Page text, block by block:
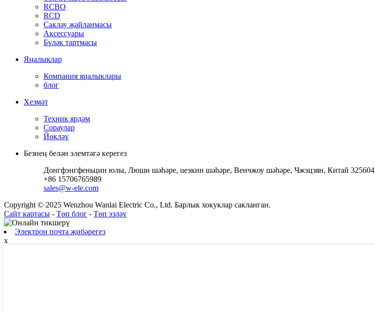
RCBO
RCD
Саклау җайланмасы
Аксессуары
Бүләк тартмасы
Яңалыклар
Компания яңалыклары
блог
Хезмәт
Техник ярдәм
Сораулар
Йөкләү
Безнең белән элемтәгә керегез
Донгфэнгфеньцин юлы, Люши шәһәре, ueэкин шәһәре, Венчжоу шәһәре, Чжэцзян, Китай 325604
+86 15706765989
sales@w-ele.com
Copyright © 2025 Wenzhou Wanlai Electric Co., Ltd. Барлык хокуклар сакланган.
Сайт картасы - Төп блог - Төп эзләү
Электрон почта җибәрегез
x